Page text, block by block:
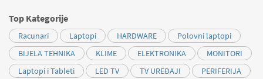
Top Kategorije
Racunari Laptopi HARDWARE
Polovni laptopi
BIJELA TEHNIKA
KLIME ELEKTRONIKA
MONITORI
Laptopi i Tableti
LED TV TV UREĐAJI
PERIFERIJA